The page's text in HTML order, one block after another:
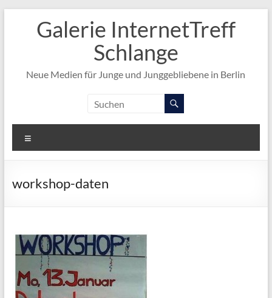
springenGalerie InternetTreff
Schlange
Neue Medien für Junge und Junggebliebene in Berlin
workshop-daten